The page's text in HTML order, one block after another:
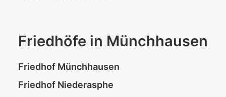
Friedhöfe in Münchhausen
Friedhof Münchhausen
Friedhof Niederasphe